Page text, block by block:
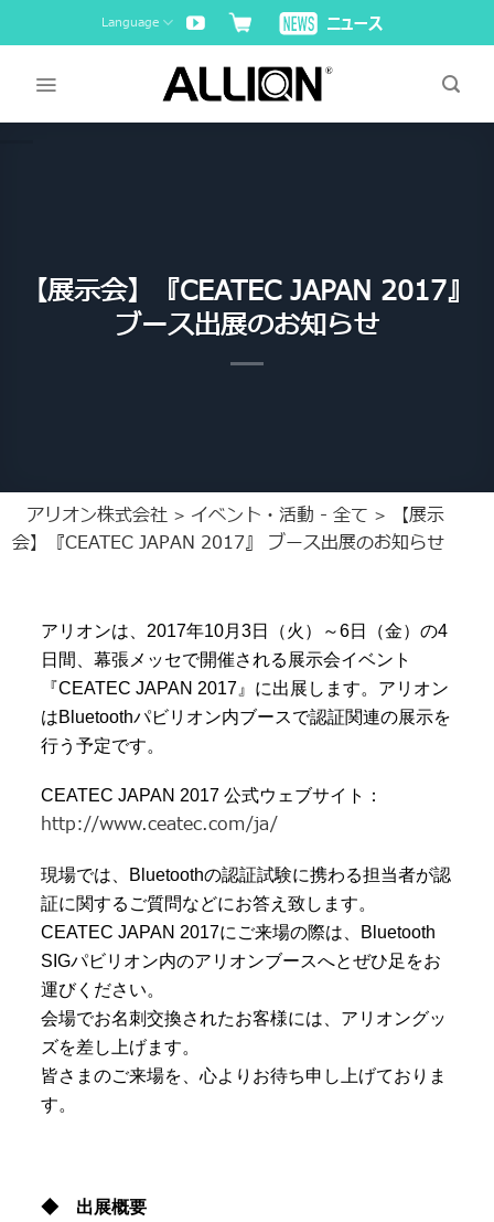
to
Language
【展示会】『CEATEC JAPAN 2017』
ブース出展のお知らせ
アリオン株式会社 > イベント・活動 - 全て >
【展示
会】『CEATEC JAPAN 2017』 ブース出展のお知らせ
アリオンは、2017年10月3日（火）～6日（金）の4
日間、幕張メッセで開催される展示会イベント
『CEATEC JAPAN 2017』に出展します。アリオン
はBluetoothパビリオン内ブースで認証関連の展示を
行う予定です。
CEATEC JAPAN 2017 公式ウェブサイト：
http://www.ceatec.com/ja/
現場では、Bluetoothの認証試験に携わる担当者が認
証に関するご質問などにお答え致します。
CEATEC JAPAN 2017にご来場の際は、Bluetooth
SIGパビリオン内のアリオンブースへとぜひ足をお
運びください。
会場でお名刺交換されたお客様には、アリオングッ
ズを差し上げます。
皆さまのご来場を、心よりお待ち申し上げておりま
す。
◆ 出展概要